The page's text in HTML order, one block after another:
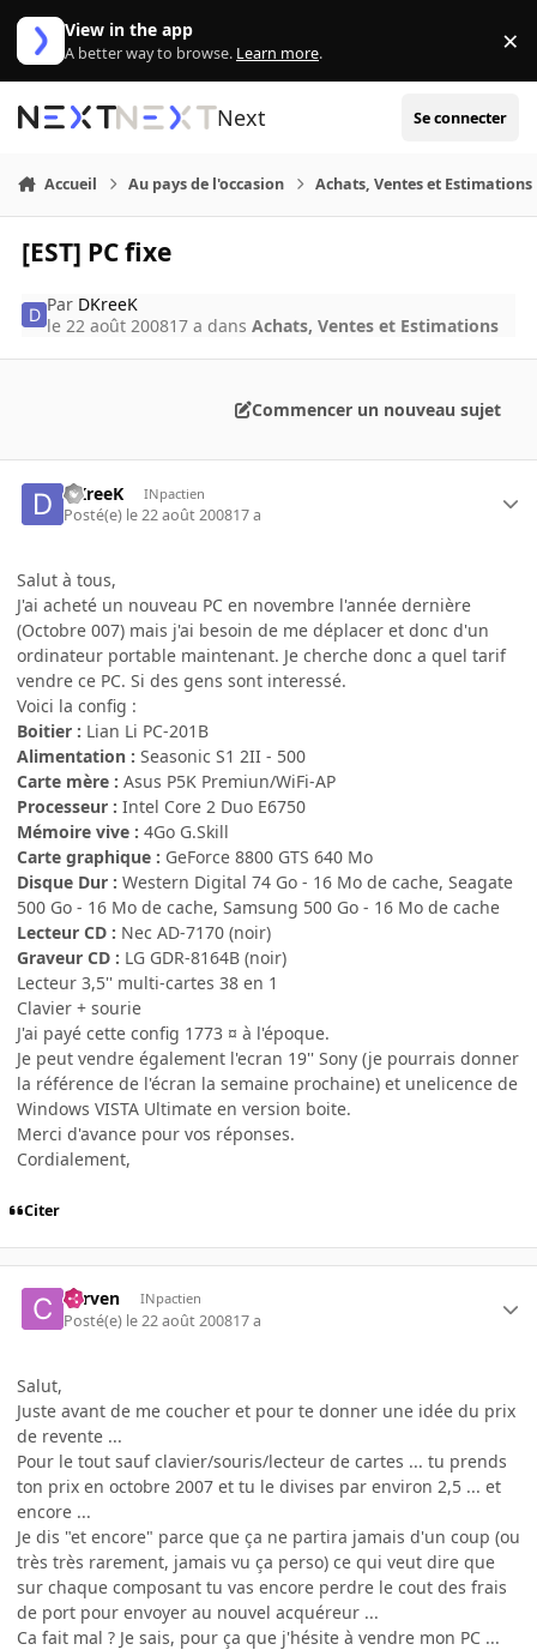
Aller au contenu
View in the app
A better way to browse. Learn more. ×
Next Se connecter
Accueil Au pays de l'occasion Achats, Ventes et Estimations
[EST] PC fixe
Par DKreeK
le 22 août 200817 a dansAchats, Ventes et Estimations
Commencer un nouveau sujet
DKreeK INpactien
Posté(e) le 22 août 200817 a
Salut à tous,
J'ai acheté un nouveau PC en novembre l'année dernière
(Octobre 007) mais j'ai besoin de me déplacer et donc d'un
ordinateur portable maintenant. Je cherche donc a quel tarif
vendre ce PC. Si des gens sont interessé.
Voici la config :
Boitier : Lian Li PC-201B
Alimentation : Seasonic S1 2II - 500
Carte mère : Asus P5K Premiun/WiFi-AP
Processeur : Intel Core 2 Duo E6750
Mémoire vive : 4Go G.Skill
Carte graphique : GeForce 8800 GTS 640 Mo
Disque Dur : Western Digital 74 Go - 16 Mo de cache, Seagate
500 Go - 16 Mo de cache, Samsung 500 Go - 16 Mo de cache
Lecteur CD : Nec AD-7170 (noir)
Graveur CD : LG GDR-8164B (noir)
Lecteur 3,5'' multi-cartes 38 en 1
Clavier + sourie
J'ai payé cette config 1773 ¤ à l'époque.
Je peut vendre également l'ecran 19'' Sony (je pourrais donner
la référence de l'écran la semaine prochaine) et unelicence de
Windows VISTA Ultimate en version boite.
Merci d'avance pour vos réponses.
Cordialement,
Citer
corven INpactien
Posté(e) le 22 août 200817 a
Salut,
Juste avant de me coucher et pour te donner une idée du prix
de revente ...
Pour le tout sauf clavier/souris/lecteur de cartes ... tu prends
ton prix en octobre 2007 et tu le divises par environ 2,5 ... et
encore ...
Je dis "et encore" parce que ça ne partira jamais d'un coup (ou
très très rarement, jamais vu ça perso) ce qui veut dire que
sur chaque composant tu vas encore perdre le cout des frais
de port pour envoyer au nouvel acquéreur ...
Ca fait mal ? Je sais, pour ça que j'hésite à vendre mon PC ...